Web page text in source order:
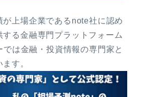
が上場企業であるnote社に認め
する金融専門プラットフォーム
は金融・投資情報の専門家と
す。